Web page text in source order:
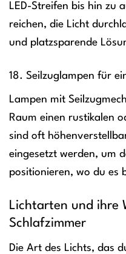
LED-Streifen bis hin zu
reichen, die Licht
und platzsparende
18. Seilzuglampen für
Lampen mit
Raum einen rustikalen
sind oft
eingesetzt werden, um
positionieren, wo du es
Lichtarten und ihre
Schlafzimmer
Die Art des Lichts, das